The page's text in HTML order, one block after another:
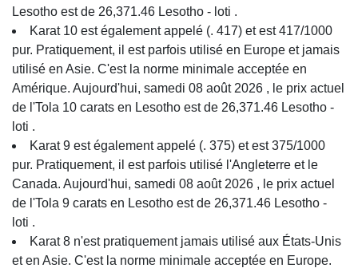
Lesotho est de 26,371.46 Lesotho - loti .
Karat 10 est également appelé (. 417) et est 417/1000
pur. Pratiquement, il est parfois utilisé en Europe et jamais
utilisé en Asie. C'est la norme minimale acceptée en
Amérique. Aujourd'hui, samedi 08 août 2026 , le prix actuel
de l'Tola 10 carats en Lesotho est de 26,371.46 Lesotho -
loti .
Karat 9 est également appelé (. 375) et est 375/1000
pur. Pratiquement, il est parfois utilisé l'Angleterre et le
Canada. Aujourd'hui, samedi 08 août 2026 , le prix actuel
de l'Tola 9 carats en Lesotho est de 26,371.46 Lesotho -
loti .
Karat 8 n'est pratiquement jamais utilisé aux États-Unis
et en Asie. C'est la norme minimale acceptée en Europe.